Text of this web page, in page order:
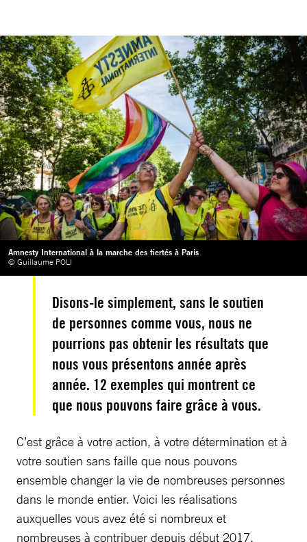
Amnesty International à la marche des fiertés à Paris
© Guillaume POLI
Disons-le simplement, sans le soutien
de personnes comme vous, nous ne
pourrions pas obtenir les résultats que
nous vous présentons année après
année. 12 exemples qui montrent ce
que nous pouvons faire grâce à vous.
C’est grâce à votre action, à votre détermination et à
votre soutien sans faille que nous pouvons
ensemble changer la vie de nombreuses personnes
dans le monde entier. Voici les réalisations
auxquelles vous avez été si nombreux et
nombreuses à contribuer depuis début 2017.